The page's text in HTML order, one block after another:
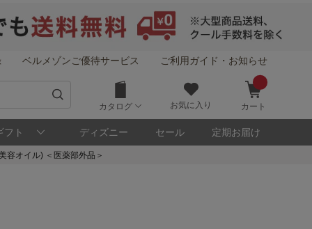
ベルメゾンご優待サービス ご利用ガイド・お知らせ
カタログ お気に入り カート
フト ディズニー セール 定期お届け
容オイル) ＜医薬部外品＞